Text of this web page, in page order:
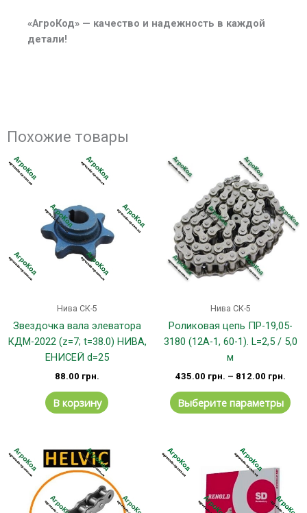
«АгроКод» — качество и надежность в каждой
детали!
Похожие товары
Нива СК-5
Звездочка вала элеватора
КДМ-2022 (z=7; t=38.0) НИВА,
ЕНИСЕЙ d=25
88.00 грн.
В корзину
Нива СК-5
Роликовая цепь ПР-19,05-
3180 (12А-1, 60-1). L=2,5 / 5,0
м
435.00 грн. – 812.00 грн.
Выберите параметры